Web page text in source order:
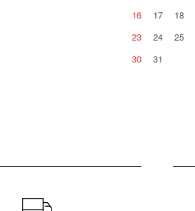
16
17 18
23
24 25
30
31